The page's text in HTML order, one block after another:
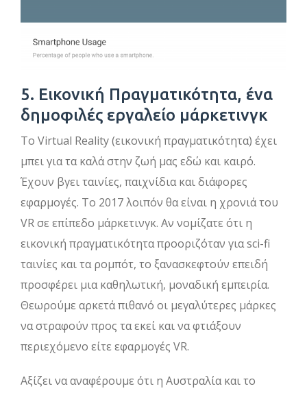
5. Εικονική Πραγματικότητα, ένα
δημοφιλές εργαλείο μάρκετινγκ
Το Virtual Reality (εικονική πραγματικότητα) έχει
μπει για τα καλά στην ζωή μας εδώ και καιρό.
Έχουν βγει ταινίες, παιχνίδια και διάφορες
εφαρμογές. Το 2017 λοιπόν θα είναι η χρονιά του
VR σε επίπεδο μάρκετινγκ. Αν νομίζατε ότι η
εικονική πραγματικότητα προοριζόταν για sci-fi
ταινίες και τα ρομπότ, το ξανασκεφτούν επειδή
προσφέρει μια καθηλωτική, μοναδική εμπειρία.
Θεωρούμε αρκετά πιθανό οι μεγαλύτερες μάρκες
να στραφούν προς τα εκεί και να φτιάξουν
περιεχόμενο είτε εφαρμογές VR.
Αξίζει να αναφέρουμε ότι η Αυστραλία και το